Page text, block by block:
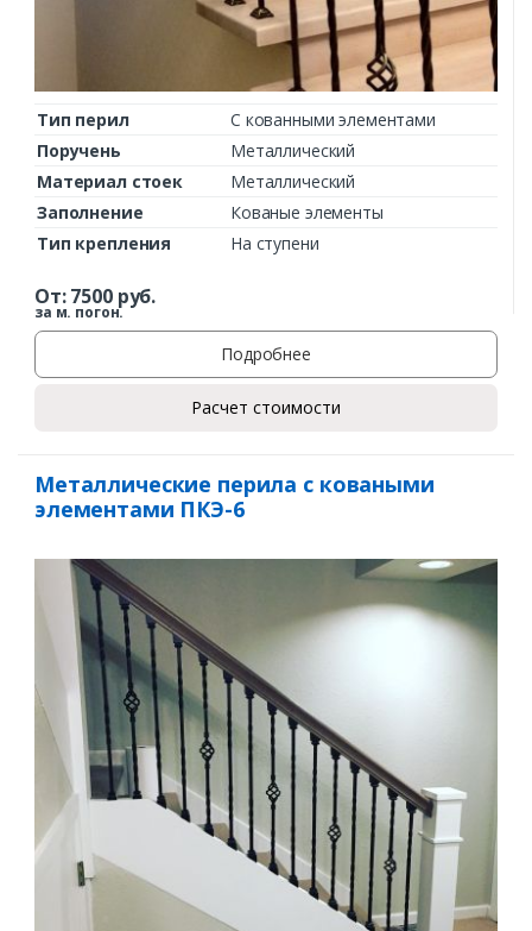
Тип перил
С кованными элементами
Поручень
Металлический
Материал стоек
Металлический
Заполнение
Кованые элементы
Тип крепления
На ступени
От:7500руб.
за м. погон.
Подробнее
Расчет стоимости
Металлические перила с коваными
элементами ПКЭ-6